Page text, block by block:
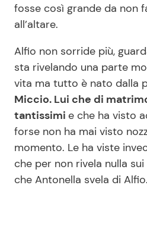
fosse così grande da non
all’altare.
Alfio non sorride più,
sta rivelando una parte
vita ma tutto è nato dalla
Miccio. Lui che di
tantissimi e che ha visto
forse non ha mai visto
momento. Le ha viste
che per non rivela nulla
che Antonella svela di Alfio.